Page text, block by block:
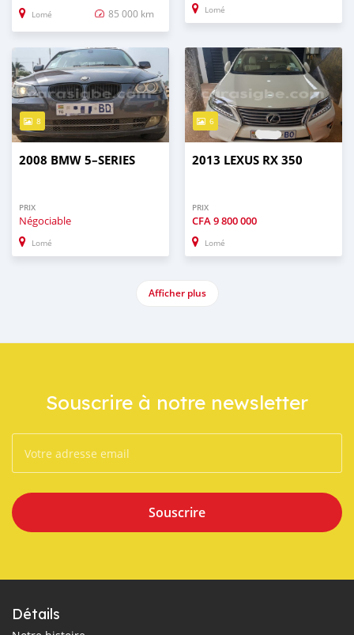
Lomé 85 000 km Lomé
8
2008 BMW 5–SERIES
PRIX
Négociable
Lomé
6
2013 LEXUS RX 350
PRIX
CFA9 800 000
Lomé
Afficher plus
Souscrire à notre newsletter
Souscrire
Détails